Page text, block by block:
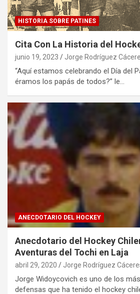
HISTORIA SOBRE PATINES
Cita Con La Historia del
junio 19, 2023 Jorge Rodríguez
“Aquí estamos celebrando el Día del
éramos los papás de todos?” le…
ANECDOTARIO DEL HOCKEY
Anecdotario del Hockey
Aventuras del Tochi en Laja
abril 29, 2020 Jorge Rodríguez
Jorge Widoycovich es uno de los
defensas que ha tenido el hockey